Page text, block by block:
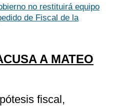
no restituirá equipo
de Fiscal de la
A MATEO
fiscal,